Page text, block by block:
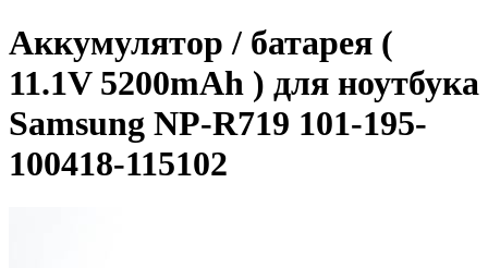
Аккумулятор / батарея (
11.1V 5200mAh ) для ноутбука
Samsung NP-R719 101-195-
100418-115102